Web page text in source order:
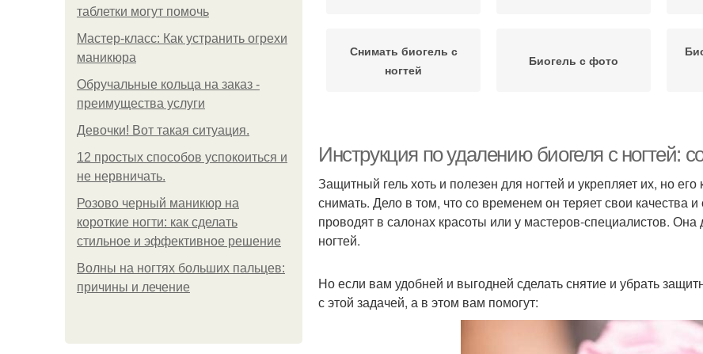
таблетки могут помочь
Мастер-класс: Как устранить огрехи
маникюра
Обручальные кольца на заказ -
преимущества услуги
Девочки! Вот такая ситуация.
12 простых способов успокоиться и
не нервничать.
Розово черный маникюр на
короткие ногти: как сделать
стильное и эффективное решение
Волны на ногтях больших пальцев:
причины и лечение
Снимать биогель с
ногтей
Биогель с фото
Инструкция по удалению биогеля с ногтей:
Защитный гель хоть и полезен для ногтей и укрепляет их, но
снимать. Дело в том, что со временем он теряет свои качества
проводят в салонах красоты или у мастеров-специалистов. Она
ногтей.
Но если вам удобней и выгодней сделать снятие и убрать
с этой задачей, а в этом вам помогут: